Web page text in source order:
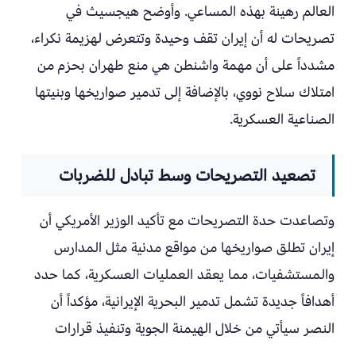
العالم رهينة بهذه المساعي. وأوضح هيجسيث في
تصريحات له أن إيران تقف وحيدة وتتعرض لهزيمة نكراء،
مشدداً على أن مهمة واشنطن هي منع طهران بحزم من
امتلاك سلاح نووي، بالإضافة إلى تدمير صواريخها وبنيتها
الصناعية العسكرية.
تصعيد التصريحات وسط تبادل للضربات
وتصاعدت حدة التصريحات مع تأكيد الوزير الأمريكي أن
إيران تطلق صواريخها من مواقع مدنية مثل المدارس
والمستشفيات، مما يعقد العمليات العسكرية، كما حدد
أهدافاً جديدة تشمل تدمير البحرية الإيرانية، مؤكداً أن
النصر سيأتي من خلال الهيمنة الجوية وتنفيذ قرارات